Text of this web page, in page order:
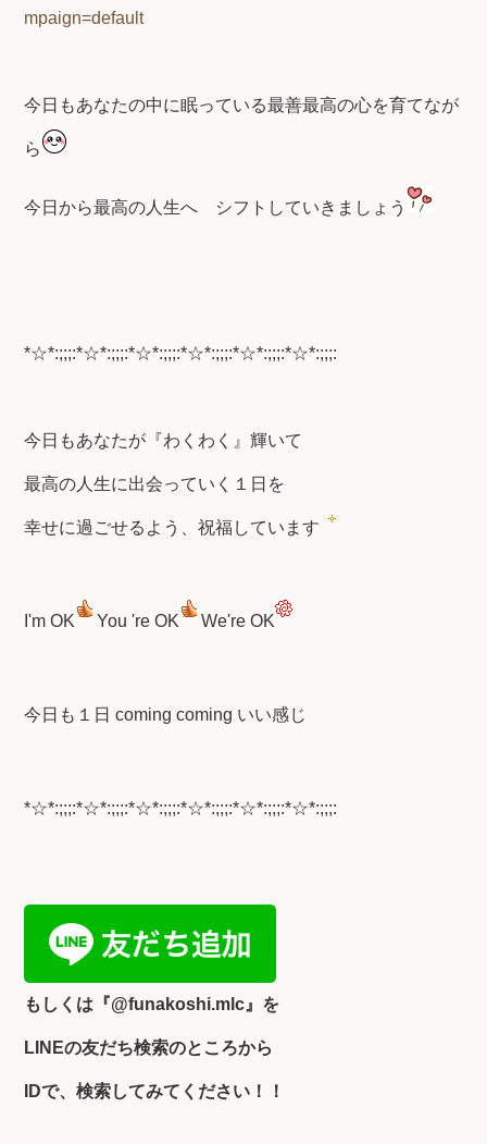
mpaign=default
今日もあなたの中に眠っている最善最高の心を育てなが
ら
今日から最高の人生へ シフトしていきましょう
*☆*:;;;:*☆*:;;;:*☆*:;;;:*☆*:;;;:*☆*:;;;:*☆*:;;;:
今日もあなたが『わくわく』輝いて
最高の人生に出会っていく１日を
幸せに過ごせるよう、祝福しています
I'm OK You 're OK We're OK
今日も１日 coming coming いい感じ
*☆*:;;;:*☆*:;;;:*☆*:;;;:*☆*:;;;:*☆*:;;;:*☆*:;;;:
もしくは『@funakoshi.mlc』を
LINEの友だち検索のところから
IDで、検索してみてください！！